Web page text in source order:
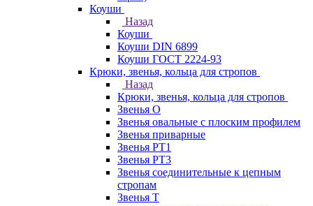
Коуши
Назад
Коуши
Коуши DIN 6899
Коуши ГОСТ 2224-93
Крюки, звенья, кольца для стропов
Назад
Крюки, звенья, кольца для стропов
Звенья О
Звенья овальные с плоским профилем
Звенья приварные
Звенья РТ1
Звенья РТ3
Звенья соединительные к цепным
стропам
Звенья Т